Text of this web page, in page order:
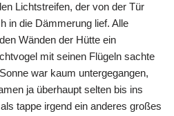
Lichtstreifen, der von der Tür
in die Dämmerung lief. Alle
Wänden der Hütte ein
mit seinen Flügeln sachte
war kaum untergegangen,
ja überhaupt selten bis ins
tappe irgend ein anderes großes